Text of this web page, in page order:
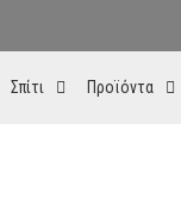
Σπίτι Προϊόντα